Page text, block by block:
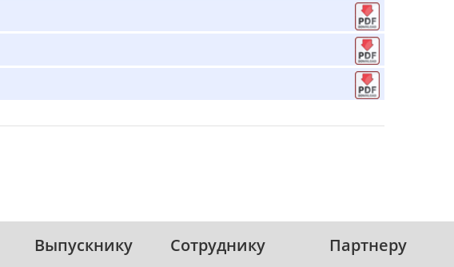
Выпускнику Сотруднику Партнеру